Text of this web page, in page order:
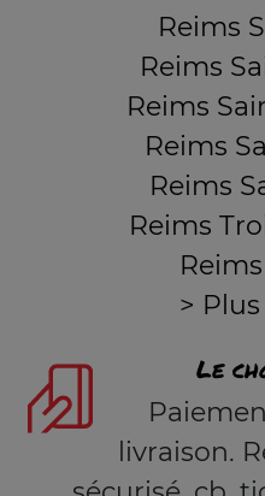
Reims
Reims
Reims
Reims
Reims
Reims
>
Le
livraison.